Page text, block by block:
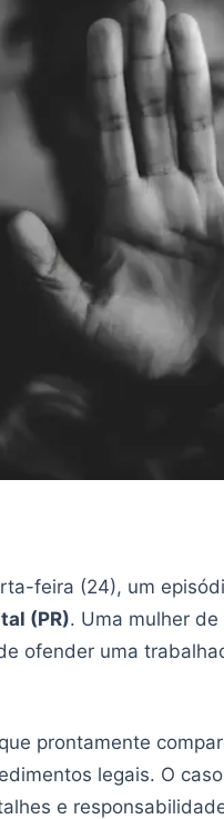
feira (24), um
(PR). Uma mulher
ofender uma
prontamente
legais. O
e